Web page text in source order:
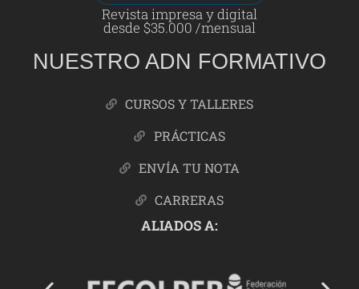
Revista impresa y digital
desde $35.000 /mensual
NUESTRO ADN FORMATIVO
CURSOS Y TALLERES
PRÁCTICAS
ENVÍA TU NOTA
CARRERAS
ALIADOS A: